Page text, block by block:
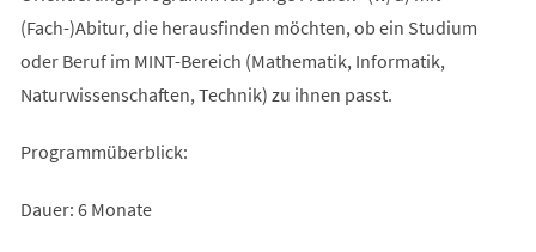
(Fach-)Abitur, die herausfinden möchten, ob ein Studium
oder Beruf im MINT-Bereich (Mathematik, Informatik,
Naturwissenschaften, Technik) zu ihnen passt.
Programmüberblick:
Dauer: 6 Monate